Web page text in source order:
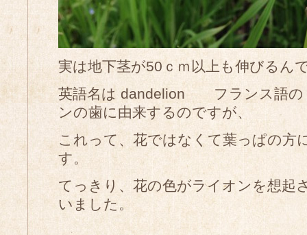
実は地下茎が50ｃｍ以上も伸びるん
英語名は dandelion フランス語の
ンの歯に由来するのですが、
これって、花ではなくて葉っぱの方
す。
てっきり、花の色がライオンを想起
いました。